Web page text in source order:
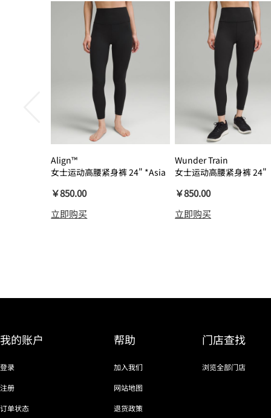
Align™
女士运动高腰紧身裤 24" *Asia
￥850.00
立即购买
Wunder Train
女士运动高腰紧身裤 24"
￥850.00
立即购买
我的账户
登录
注册
订单状态
帮助
加入我们
网站地图
退货政策
门店查找
浏览全部门店